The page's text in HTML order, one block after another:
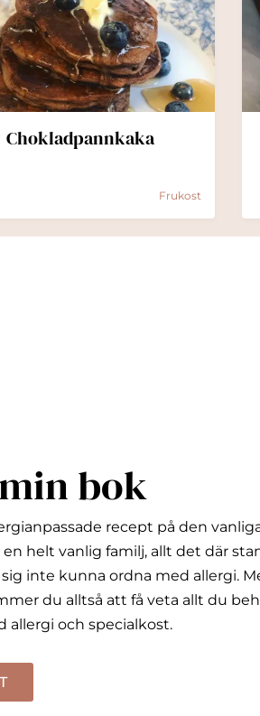
Chokladpannkaka
Frukost
bok
recept på den
helt vanlig familj, allt det där
inte kunna ordna med allergi.
du alltså att få veta allt du
allergi och specialkost.